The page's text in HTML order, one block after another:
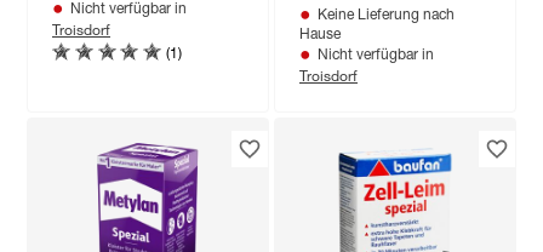
Nicht verfügbar in
Troisdorf
(1)
Keine Lieferung nach
Hause
Nicht verfügbar in
Troisdorf